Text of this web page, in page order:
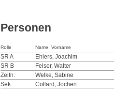
Personen
Rolle Name, Vorname
SR A
Ehlers, Joachim
SR B
Felser, Walter
Zeitn.
Welke, Sabine
Sek.
Collard, Jochen